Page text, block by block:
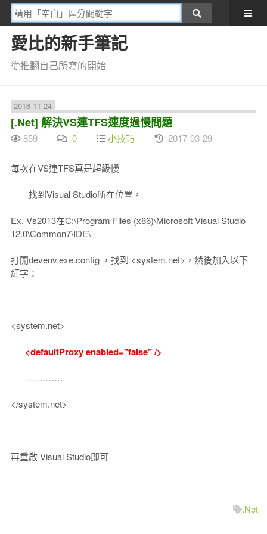
愛比的新手筆記
從推翻自己所寫的開始
2016-11-24
[.Net] 解決VS連TFS速度過慢問題
859 0 小技巧 2017-03-29
每次在VS連TFS真是超級慢
找到Visual Studio所在位置，
Ex. Vs2013在C:\Program Files (x86)\Microsoft Visual Studio
12.0\Common7\IDE\
打開devenv.exe.config ，找到 <system.net>，然後加入以下
紅字：
<system.net>
<defaultProxy enabled="false" />
…………
</system.net>
再重啟 Visual Studio即可
.Net